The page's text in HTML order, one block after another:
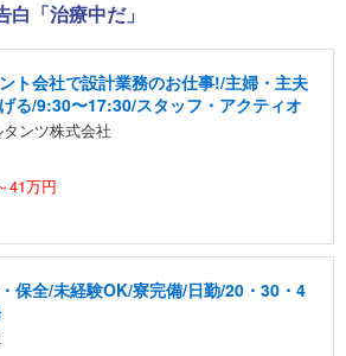
白「治療中だ」
ト会社で設計業務のお仕事!/主婦・主夫
る/9:30〜17:30/スタッフ・アクティオ
ンツ株式会社
41万円
保全/未経験OK/寮完備/日勤/20・30・4